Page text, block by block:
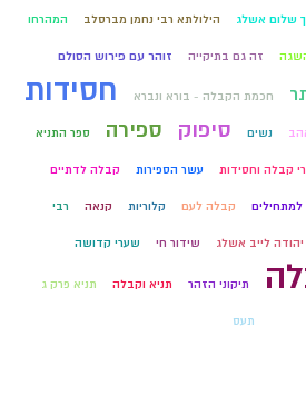
שלום אשלג הילולתא רבי נחמן מברסלב המהרחו
זה גם בתיקייה זוהר עם פירוש הסולם
חכמת הקבלה - בורא ונברא חסידות
נשים סיפוק ספירה ספר התניא
קבלה וחסידות עשר הספירות קבלה לדתיים
קבלה לעם קלוריות קנאה רבי
יהודה לייב אשלג שידור חי שערי קדושה
תיקוני הזהר תניא וקבלה תניא פרק ג
תעס